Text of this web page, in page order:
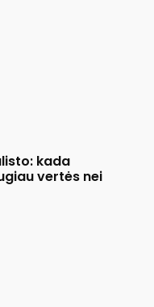
kada
vertės nei